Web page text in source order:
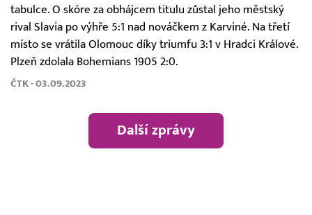
tabulce. O skóre za obhájcem titulu zůstal jeho městský
rival Slavia po výhře 5:1 nad nováčkem z Karviné. Na třetí
místo se vrátila Olomouc díky triumfu 3:1 v Hradci Králové.
Plzeň zdolala Bohemians 1905 2:0.
ČTK - 03.09.2023
Další zprávy